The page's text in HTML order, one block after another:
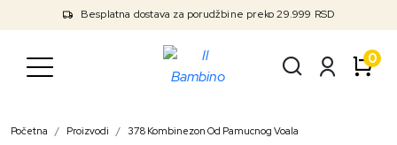
Besplatna dostava za porudžbine preko 29.999 RSD
0
Početna Proizvodi 378 Kombinezon Od Pamucnog Voala